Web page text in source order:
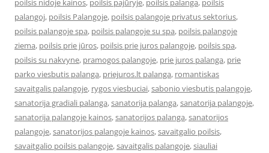
poilsis nidoje kainos, poilsis pajūryje, poilsis palanga, poilsis
palangoj, poilsis Palangoje, poilsis palangoje privatus sektorius,
poilsis palangoje spa, poilsis palangoje su spa, poilsis palangoje
ziema, poilsis prie jūros, poilsis prie juros palangoje, poilsis spa,
poilsis su nakvyne, pramogos palangoje, prie juros palanga, prie
parko viesbutis palanga, priejuros.lt palanga, romantiskas
savaitgalis palangoje, rygos viesbuciai,sabonio viesbutis palangoje,
sanatorija gradiali palanga,sanatorija palanga,sanatorija palangoje,
sanatorija palangoje kainos,sanatorijos palanga,sanatorijos
palangoje,sanatorijos palangoje kainos,savaitgalio poilsis,
savaitgalio poilsis palangoje,savaitgalis palangoje,siauliai